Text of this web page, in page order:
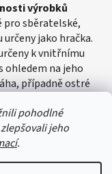
pohodlné
jeho
.
výrobků
pro sběratelské,
určeny jako hračka.
k vnitřnímu
ohledem na jeho
případně ostré